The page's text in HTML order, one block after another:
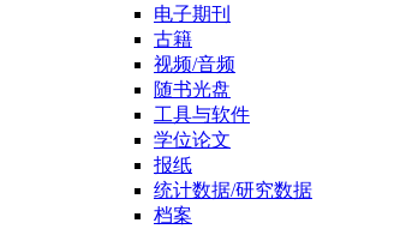
电子期刊
古籍
视频/音频
随书光盘
工具与软件
学位论文
报纸
统计数据/研究数据
档案